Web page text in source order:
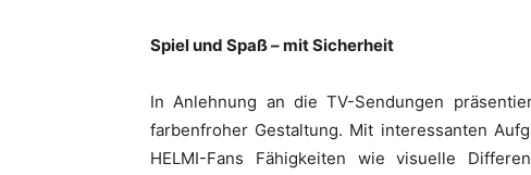
Spiel und Spaß – mit Sicherheit
In Anlehnung an die TV-Sendungen
farbenfroher Gestaltung. Mit interessanten
HELMI-Fans Fähigkeiten wie visuelle